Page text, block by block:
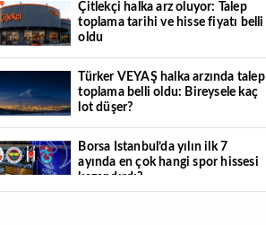
Çitlekçi halka arz oluyor: Talep toplama
ve hisse fiyatı belli oldu
istediğini savundu
Boğaz’ın kıtaları birleştiren ruhu Memorial
Hafta sonu hava nasıl olacak?
Çitlekçi halka arz oluyor: Talep
toplama tarihi ve hisse fiyatı belli
oldu
Türker VEYAŞ halka arzında talep
toplama belli oldu: Bireysele kaç
lot düşer?
Borsa İstanbul’da yılın ilk 7
ayında en çok hangi spor hissesi
kazandırdı?